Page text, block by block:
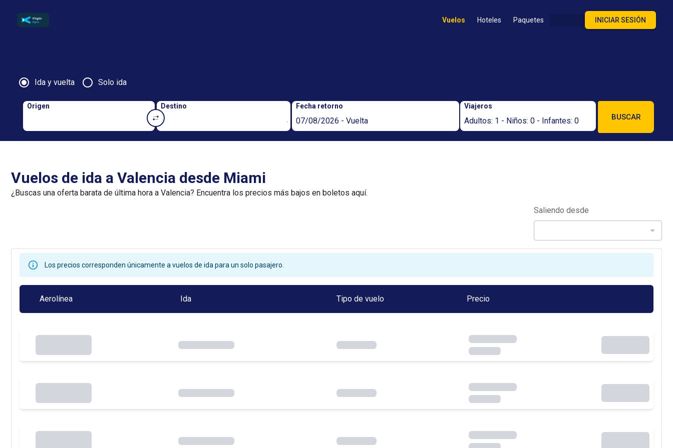
Vuelos Hoteles Paquetes INICIAR SESIÓN
Ida y vuelta Solo ida
Origen Destino Fecha retorno
07/08/2026 - Vuelta
Viajeros
Adultos: 1 - Niños: 0 - Infantes: 0 BUSCAR
Vuelos de ida a Valencia desde Miami
¿Buscas una oferta barata de última hora a Valencia? Encuentra los precios más bajos en boletos aquí.
Saliendo desde
Los precios corresponden únicamente a vuelos de ida para un solo pasajero.
Aerolínea Ida Tipo de vuelo Precio